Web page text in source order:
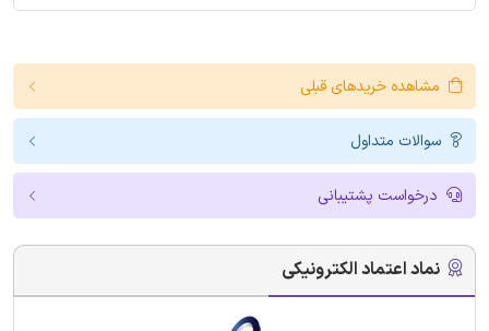
مشاهده خریدهای قبلی
سوالات متداول
درخواست پشتیبانی
نماد اعتماد الکترونیکی